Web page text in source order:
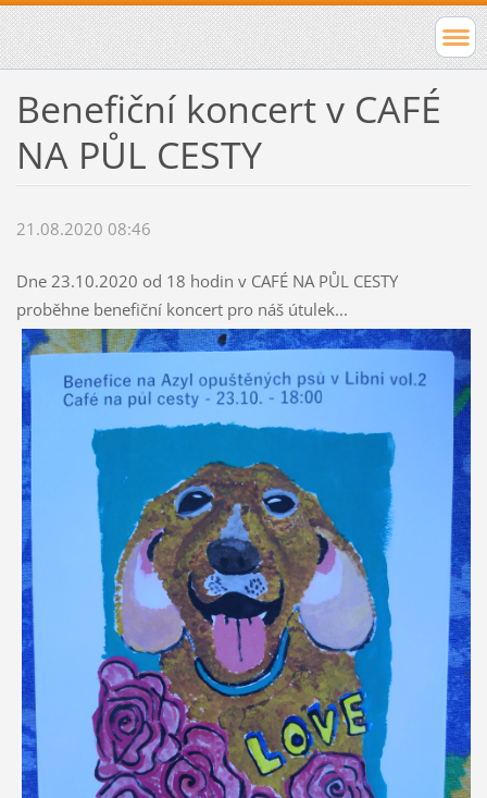
Benefiční koncert v CAFÉ
NA PŮL CESTY
21.08.2020 08:46
Dne 23.10.2020 od 18 hodin v CAFÉ NA PŮL CESTY
proběhne benefiční koncert pro náš útulek...